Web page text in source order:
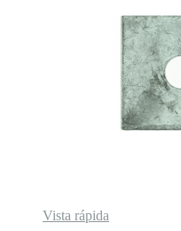
Vista rápida